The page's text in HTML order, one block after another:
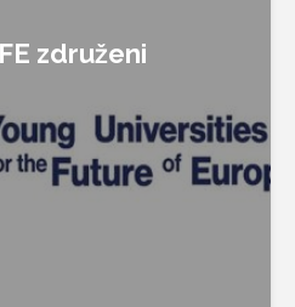
združeni